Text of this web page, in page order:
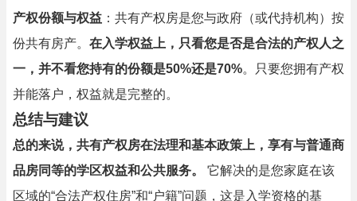
产权份额与权益 ：共有产权房是您与政府（或代持机构）按
份共有房产。 在入学权益上，只看您是否是合法的产权人之
一，并不看您持有的份额是50%还是70%。只要您拥有产权
并能落户，权益就是完整的。
总结与建议
总的来说，共有产权房在法理和基本政策上，享有与普通商
品房同等的学区权益和公共服务。
它解决的是您家庭在该
区域的“合法产权住房”和“户籍”问题，这是入学资格的基